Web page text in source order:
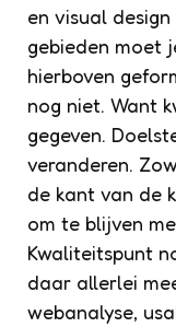
en visual
gebieden moet
hierboven
nog niet. Want
gegeven.
veranderen.
de kant van de
om te blijven
Kwaliteitspunt
daar allerlei
webanalyse,